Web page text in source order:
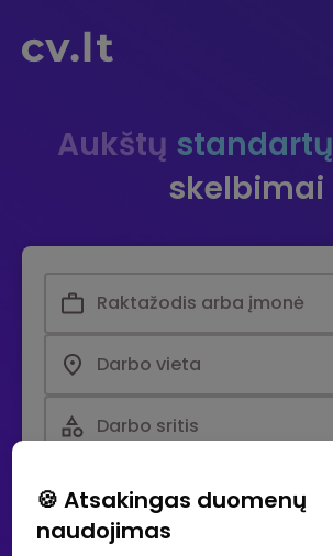
Aukštų standartų
skelbimai
Darbo vieta
Darbo sritis
🍪 Atsakingas duomenų
naudojimas